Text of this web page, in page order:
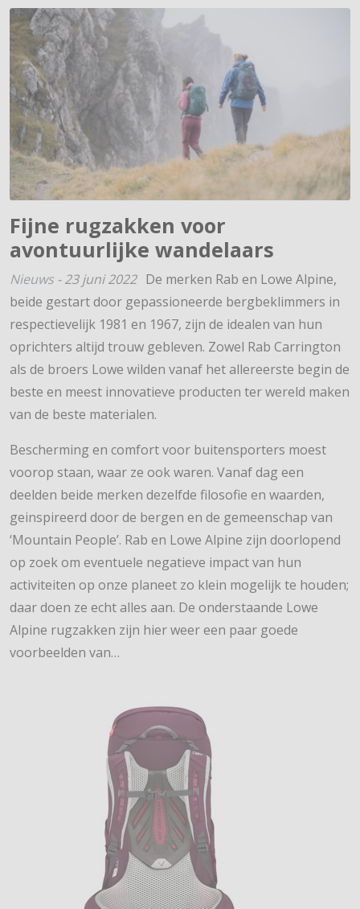
Fijne rugzakken voor
avontuurlijke wandelaars
Nieuws -23 juni 2022 De merken Rab en Lowe Alpine,
beide gestart door gepassioneerde bergbeklimmers in
respectievelijk 1981 en 1967, zijn de idealen van hun
oprichters altijd trouw gebleven. Zowel Rab Carrington
als de broers Lowe wilden vanaf het allereerste begin de
beste en meest innovatieve producten ter wereld maken
van de beste materialen.
Bescherming en comfort voor buitensporters moest
voorop staan, waar ze ook waren. Vanaf dag een
deelden beide merken dezelfde filosofie en waarden,
geinspireerd door de bergen en de gemeenschap van
‘Mountain People’. Rab en Lowe Alpine zijn doorlopend
op zoek om eventuele negatieve impact van hun
activiteiten op onze planeet zo klein mogelijk te houden;
daar doen ze echt alles aan. De onderstaande Lowe
Alpine rugzakken zijn hier weer een paar goede
voorbeelden van…